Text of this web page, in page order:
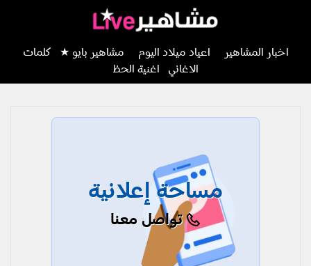
اخبار المشاهير اعياد ميلاد اليوم مشاهير بايو ★
كلمات
الاغاني
اغنية الحظ
مساحة إعلانية
تواصل معنا